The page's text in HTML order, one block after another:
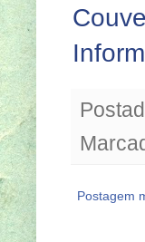
Postagem